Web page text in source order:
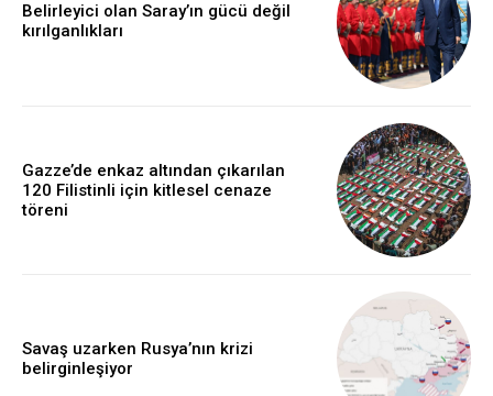
Belirleyici olan Saray’ın gücü değil
kırılganlıkları
Gazze’de enkaz altından çıkarılan
120 Filistinli için kitlesel cenaze
töreni
Savaş uzarken Rusya’nın krizi
belirginleşiyor